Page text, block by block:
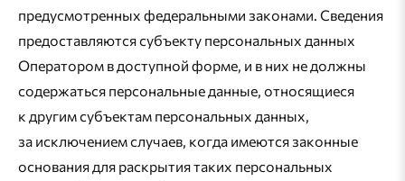
предусмотренных федеральными законами. Сведения
предоставляются субъекту персональных данных
Оператором в доступной форме, и в них не должны
содержаться персональные данные, относящиеся
к другим субъектам персональных данных,
за исключением случаев, когда имеются законные
основания для раскрытия таких персональных